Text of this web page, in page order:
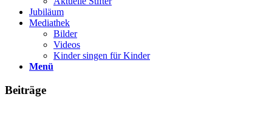
Jubiläum
Mediathek
Bilder
Videos
Kinder singen für Kinder
Menü
Beiträge